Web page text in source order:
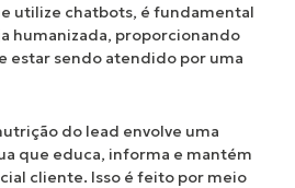
utilize chatbots, é fundamental
humanizada, proporcionando
estar sendo atendido por uma
do lead envolve uma
que educa, informa e mantém
cliente. Isso é feito por meio